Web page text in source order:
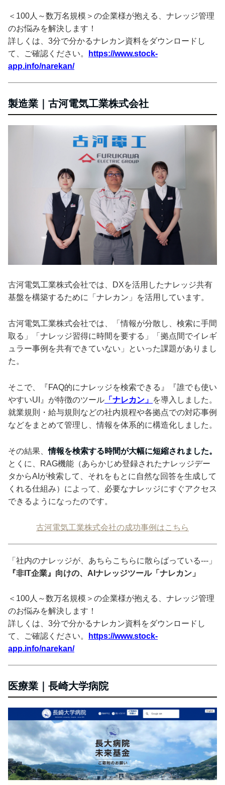
＜100人～数万名規模＞の企業様が抱える、ナレッジ管理
のお悩みを解決します！
詳しくは、3分で分かるナレカン資料をダウンロードし
て、ご確認ください。
https://www.stock-
app.info/narekan/
製造業｜古河電気工業株式会社
古河電気工業株式会社では、DXを活用したナレッジ共有
基盤を構築するために「ナレカン」を活用しています。
古河電気工業株式会社では、「情報が分散し、検索に手間
取る」「ナレッジ習得に時間を要する」「拠点間でイレギ
ュラー事例を共有できていない」といった課題がありまし
た。
そこで、『FAQ的にナレッジを検索できる』『誰でも使い
やすいUI』が特徴のツール 「ナレカン」 を導入しました。
就業規則・給与規則などの社内規程や各拠点での対応事例
などをまとめて管理し、情報を体系的に構造化しました。
その結果、情報を検索する時間が大幅に短縮されました。
とくに、RAG機能（あらかじめ登録されたナレッジデー
タからAIが検索して、それをもとに自然な回答を生成して
くれる仕組み）によって、必要なナレッジにすぐアクセス
できるようになったのです。
古河電気工業株式会社の成功事例はこちら
「社内のナレッジが、あちらこちらに散らばっている---」
『非IT企業』向けの、AIナレッジツール「ナレカン」
＜100人～数万名規模＞の企業様が抱える、ナレッジ管理
のお悩みを解決します！
詳しくは、3分で分かるナレカン資料をダウンロードし
て、ご確認ください。
https://www.stock-
app.info/narekan/
医療業｜長崎大学病院